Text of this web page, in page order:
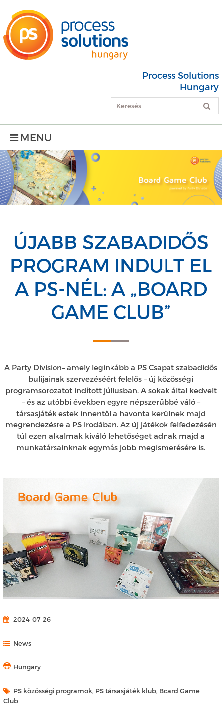
Process Solutions
Hungary
MENU
ÚJABB SZABADIDŐS
PROGRAM INDULT EL
A PS-NÉL: A „BOARD
GAME CLUB”
A Party Division– amely leginkább a PS Csapat szabadidős
bulijainak szervezéséért felelős – új közösségi
programsorozatot indított júliusban. A sokak által kedvelt
– és az utóbbi években egyre népszerűbbé váló –
társasjáték estek innentől a havonta kerülnek majd
megrendezésre a PS irodában. Az új játékok felfedezésén
túl ezen alkalmak kiváló lehetőséget adnak majd a
munkatársainknak egymás jobb megismerésére is.
2024-07-26
News
Hungary
PS közösségi programok, PS társasjáték klub, Board Game
Club